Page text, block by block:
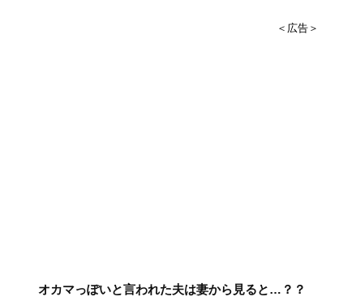
＜広告＞
オカマっぽいと言われた夫は妻から見ると…？？